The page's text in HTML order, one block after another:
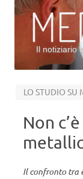
Il notiziario
Non
Il confronto tra